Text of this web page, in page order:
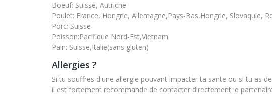
Boeuf: Suisse, Autriche
Poulet: France, Hongrie, Allemagne,Pays-Bas,Hongrie, Slovaquie,
Porc: Suisse
Poisson:Pacifique Nord-Est,Vietnam
Pain: Suisse,Italie(sans gluten)
Allergies ?
Si tu souffres d'une allergie pouvant impacter ta sante ou si tu as
il est fortement recommande de contacter directement le